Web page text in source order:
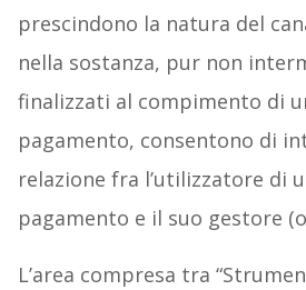
prescindono la natura del
nella sostanza, pur non
finalizzati al compimento di
pagamento, consentono di
relazione fra l’utilizzatore di
pagamento e il suo gestore (o
L’area compresa tra